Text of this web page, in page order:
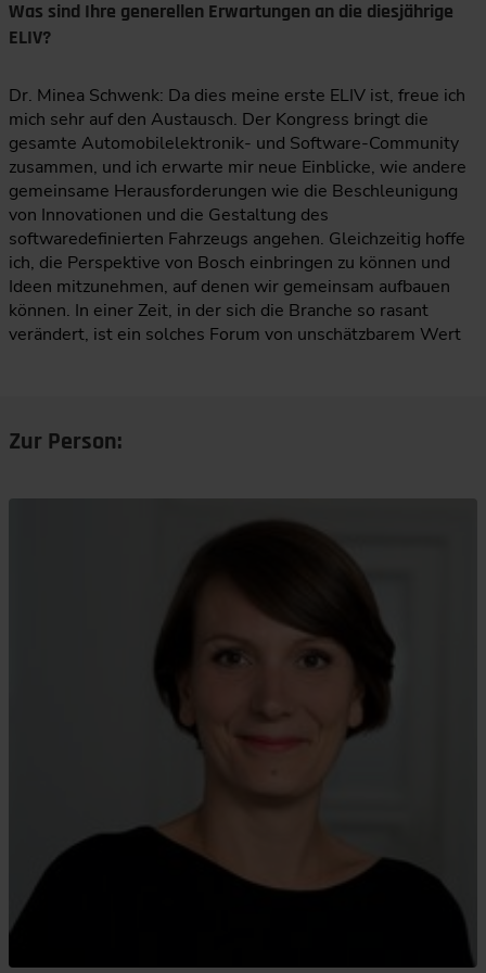
Was sind Ihre generellen Erwartungen an die diesjährige
ELIV?
Dr. Minea Schwenk: Da dies meine erste ELIV ist, freue ich
mich sehr auf den Austausch. Der Kongress bringt die
gesamte Automobilelektronik- und Software-Community
zusammen, und ich erwarte mir neue Einblicke, wie andere
gemeinsame Herausforderungen wie die Beschleunigung
von Innovationen und die Gestaltung des
softwaredefinierten Fahrzeugs angehen. Gleichzeitig hoffe
ich, die Perspektive von Bosch einbringen zu können und
Ideen mitzunehmen, auf denen wir gemeinsam aufbauen
können. In einer Zeit, in der sich die Branche so rasant
verändert, ist ein solches Forum von unschätzbarem Wert
Zur Person: